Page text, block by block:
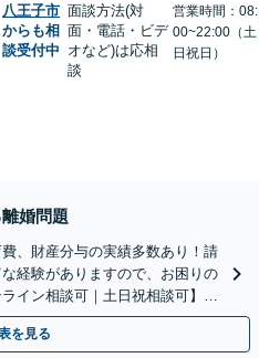
八王子市
からも相
談受付中
面談方法(対
面・電話・ビデ
オなど)は応相
談
営業時間：08:
00~22:00（土
日祝日）
婚問題
、財産分与の実績多数あり！請
経験がありますので、お困りの
イン相談可｜土日祝相談可】
ニオン可】
を見る